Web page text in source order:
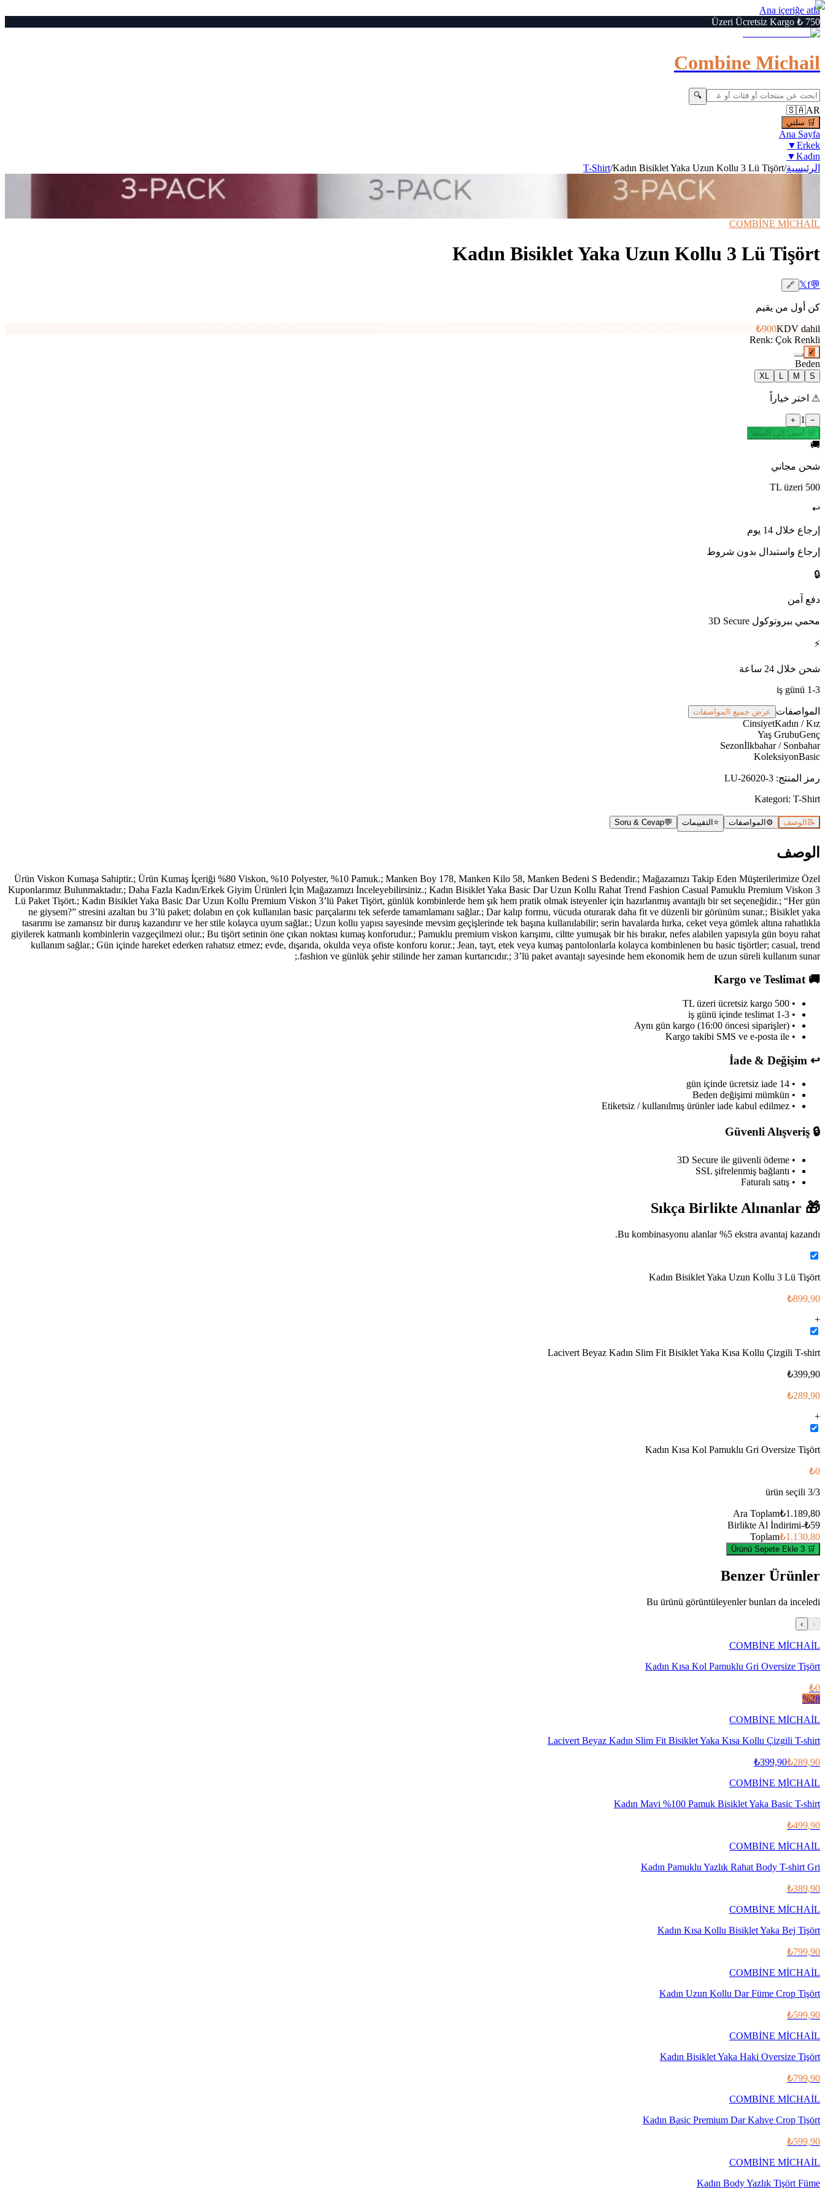
Ana içeriğe atla
750 ₺ Üzeri Ücretsiz Kargo
Combine Michail
🔍
🇸🇦AR
🛒 سلتي
Ana Sayfa
Erkek
▼
Kadın
▼
الرئيسية/
T-Shirt/Kadın Bisiklet Yaka Uzun Kollu 3 Lü Tişört
COMBİNE MİCHAİL
Kadın Bisiklet Yaka Uzun Kollu 3 Lü Tişört
💬
𝕏f
🔗
كن أول من يقيم
₺900KDV dahil
Renk: Çok Renkli
✓
Beden
S
M
XL
⚠ اختر خياراً
−
1
+
🛒 أضف إلى السلة
🚚
شحن مجاني
500 TL üzeri
↩️
إرجاع خلال 14 يوم
إرجاع واستبدال بدون شروط
🔒
دفع آمن
محمي ببروتوكول 3D Secure
⚡
شحن خلال 24 ساعة
1-3 iş günü
المواصفات عرض جميع المواصفات
CinsiyetKadın / Kız
Yaş GrubuGenç
Sezonİlkbahar / Sonbahar
KoleksiyonBasic
رمز المنتج:
3-LU-26020
Kategori: T-Shirt
📝 الوصف ⚙️ المواصفات ⭐ التقييمات 💬
Soru & Cevap
الوصف
Ürün Viskon Kumaşa Sahiptir.; Ürün Kumaş İçeriği %80 Viskon, %10 Polyester, %10 Pamuk.; Manken Boy 178, Manken Kilo 58, Manken Bedeni S Bedendir.; Mağazamızı Takip Eden Müşterilerimize Özel
Kuponlarımız Bulunmaktadır.; Daha Fazla Kadın/Erkek Giyim Ürünleri İçin Mağazamızı İnceleyebilirsiniz.; Kadın Bisiklet Yaka Basic Dar Uzun Kollu Rahat Trend Fashion Casual Pamuklu Premium Viskon 3
Lü Paket Tişört.; Kadın Bisiklet Yaka Basic Dar Uzun Kollu Premium Viskon 3’lü Paket Tişört, günlük kombinlerde hem şık hem pratik olmak isteyenler için hazırlanmış avantajlı bir set seçeneğidir.; “Her gün
ne giysem?” stresini azaltan bu 3’lü paket; dolabın en çok kullanılan basic parçalarını tek seferde tamamlamanı sağlar.; Dar kalıp formu, vücuda oturarak daha fit ve düzenli bir görünüm sunar.; Bisiklet yaka
tasarımı ise zamansız bir duruş kazandırır ve her stile kolayca uyum sağlar.; Uzun kollu yapısı sayesinde mevsim geçişlerinde tek başına kullanılabilir; serin havalarda hırka, ceket veya gömlek altına rahatlıkla
giyilerek katmanlı kombinlerin vazgeçilmezi olur.; Bu tişört setinin öne çıkan noktası kumaş konforudur.; Pamuklu premium viskon karışımı, ciltte yumuşak bir his bırakır, nefes alabilen yapısıyla gün boyu rahat
kullanım sağlar.; Gün içinde hareket ederken rahatsız etmez; evde, dışarıda, okulda veya ofiste konforu korur.; Jean, tayt, etek veya kumaş pantolonlarla kolayca kombinlenen bu basic tişörtler; casual, trend
fashion ve günlük şehir stilinde her zaman kurtarıcıdır.; 3’lü paket avantajı sayesinde hem ekonomik hem de uzun süreli kullanım sunar.;
🚚
Kargo ve Teslimat
• 500 TL üzeri ücretsiz kargo
• 1-3 iş günü içinde teslimat
• Aynı gün kargo (16:00 öncesi siparişler)
• Kargo takibi SMS ve e-posta ile
↩️
• 14 gün içinde ücretsiz iade
• Beden değişimi mümkün
• Etiketsiz / kullanılmış ürünler iade kabul edilmez
🔒
• 3D Secure ile güvenli ödeme
• SSL şifrelenmiş bağlantı
• Faturalı satış
🎁
Bu kombinasyonu alanlar %5 ekstra avantaj kazandı.
Kadın Bisiklet Yaka Uzun Kollu 3 Lü Tişört
₺899,90
+
Lacivert Beyaz Kadın Slim Fit Bisiklet Yaka Kısa Kollu Çizgili T-shirt
₺399,90
₺289,90
+
Kadın Kısa Kol Pamuklu Gri Oversize Tişört
₺0
3/3
Ara Toplam₺1.189,80
Birlikte Al İndirimi-₺59
Toplam₺1.130,80
🛒 3 Ürünü Sepete Ekle
Benzer Ürünler
Bu ürünü görüntüleyenler bunları da inceledi
‹
›
COMBİNE MİCHAİL
Kadın Kısa Kol Pamuklu Gri Oversize Tişört
₺0
%28
COMBİNE MİCHAİL
Lacivert Beyaz Kadın Slim Fit Bisiklet Yaka Kısa Kollu Çizgili T-shirt
₺399,90₺289,90
COMBİNE MİCHAİL
Kadın Mavi %100 Pamuk Bisiklet Yaka Basic T-shirt
₺499,90
COMBİNE MİCHAİL
Kadın Pamuklu Yazlık Rahat Body T-shirt Gri
₺389,90
COMBİNE MİCHAİL
Kadın Kısa Kollu Bisiklet Yaka Bej Tişört
₺799,90
COMBİNE MİCHAİL
Kadın Uzun Kollu Dar Füme Crop Tişört
₺599,90
COMBİNE MİCHAİL
Kadın Bisiklet Yaka Haki Oversize Tişört
₺799,90
COMBİNE MİCHAİL
Kadın Basic Premium Dar Kahve Crop Tişört
₺599,90
COMBİNE MİCHAİL
Kadın Body Yazlık Tişört Füme